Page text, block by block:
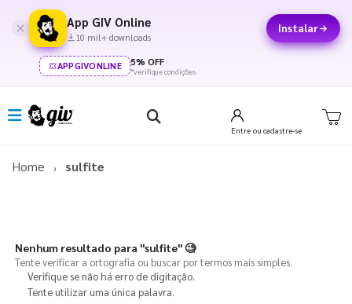
App GIV Online
10 mil+ downloads
Instalar
APPGIVONLINE 5% OFF
*verifique condições
Entre ou cadastre-se
Home sulfite
Nenhum resultado para "sulfite"🧐
Tente verificar a ortografia ou buscar por termos mais simples.
Verifique se não há erro de digitação.
Tente utilizar uma única palavra.